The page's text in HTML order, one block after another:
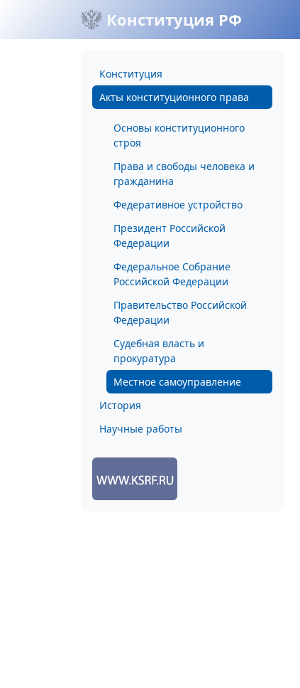
Конституция РФ
Конституция
Акты конституционного права
Основы конституционного
строя
Права и свободы человека и
гражданина
Федеративное устройство
Президент Российской
Федерации
Федеральное Собрание
Российской Федерации
Правительство Российской
Федерации
Судебная власть и
прокуратура
Местное самоуправление
История
Научные работы